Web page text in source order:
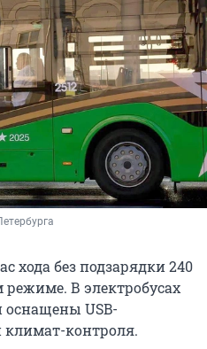
хода без подзарядки 240
В электробусах
USB-
контроля.